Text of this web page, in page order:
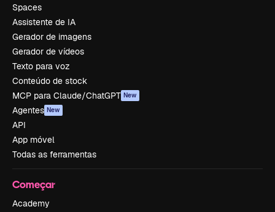
Spaces
Assistente de IA
Gerador de imagens
Gerador de vídeos
Texto para voz
Conteúdo de stock
MCP para Claude/ChatGPT New
Agentes New
API
App móvel
Todas as ferramentas
Começar
Academy